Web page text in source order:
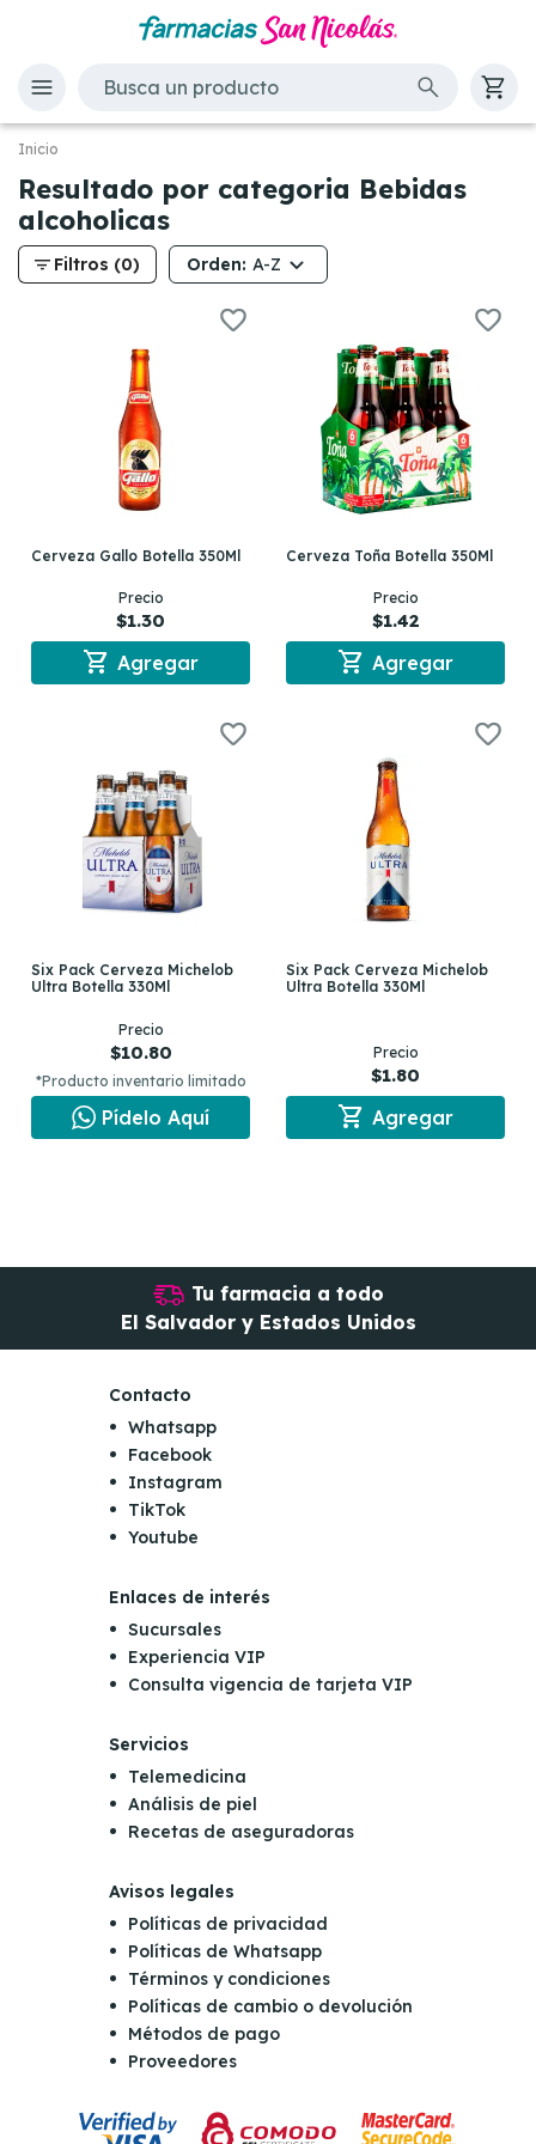
Inicio
Resultado por categoria Bebidas
alcoholicas
filter_list Filtros (0) Orden: A-Z
Cerveza Gallo Botella 350Ml
Precio
$1.30
shopping_cart Agregar
Cerveza Toña Botella 350Ml
Precio
$1.42
shopping_cart Agregar
Six Pack Cerveza Michelob
Ultra Botella 330Ml
Precio
$10.80
*Producto inventario limitado
Pídelo Aquí
Six Pack Cerveza Michelob
Ultra Botella 330Ml
Precio
$1.80
shopping_cart Agregar
Tu farmacia a todo
El Salvador y Estados Unidos
Contacto
Whatsapp
Facebook
Instagram
TikTok
Youtube
Enlaces de interés
Sucursales
Experiencia VIP
Consulta vigencia de tarjeta VIP
Servicios
Telemedicina
Análisis de piel
Recetas de aseguradoras
Avisos legales
Políticas de privacidad
Políticas de Whatsapp
Términos y condiciones
Políticas de cambio o devolución
Métodos de pago
Proveedores